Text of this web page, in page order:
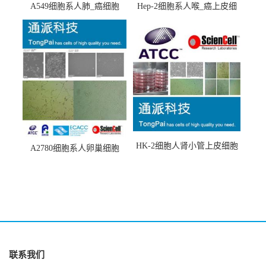
A549细胞系人肺_癌细胞
(A549细胞)
Hep-2细胞系人喉_癌上皮细
A2780细胞系人卵巢细胞
HK-2细胞人肾小管上皮细胞
联系我们